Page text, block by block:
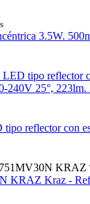
3.5W.
tipo reflector
240V 25°, 223lm.
reflector con
KRAZ
KRAZ Kraz -